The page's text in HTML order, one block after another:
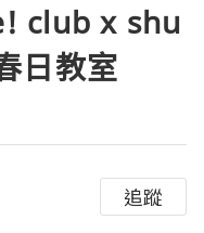
club x shu
日教室
追蹤